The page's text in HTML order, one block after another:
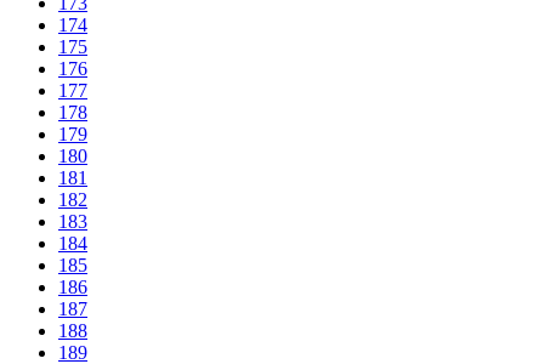
174
175
176
177
178
179
180
181
182
183
184
185
186
187
188
189